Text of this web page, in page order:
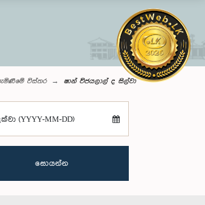
විස්තර ෂාන් විජයලාල් ද සිල්වා
(YYYY-MM-DD)
සොයන්න